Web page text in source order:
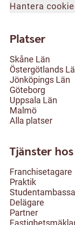
Hantera
Platser
Skåne Län
Östergötlands
Jönköpings Län
Göteborg
Uppsala Län
Malmö
Alla platser
Tjänster
Franchisetagare
Praktik
Delägare
Partner